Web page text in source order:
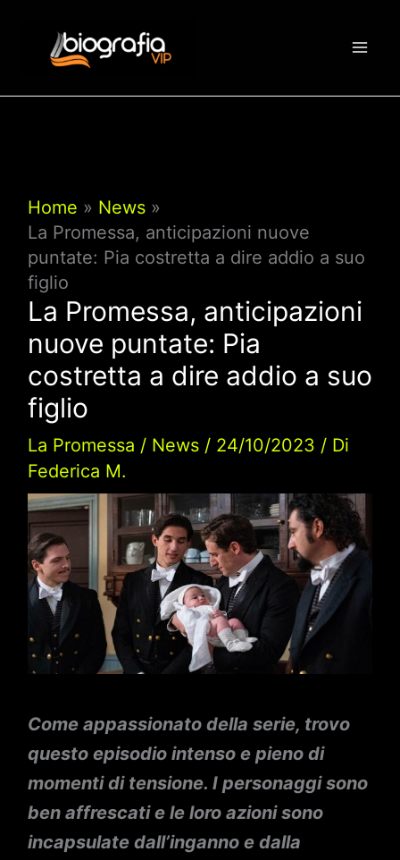
contenuto
Home
News
La Promessa, anticipazioni nuove
puntate: Pia costretta a dire addio a suo
figlio
La Promessa, anticipazioni
nuove puntate: Pia
costretta a dire addio a suo
figlio
La Promessa / News/ 24/10/2023 / Di
Federica M.
Come appassionato della serie, trovo
questo episodio intenso e pieno di
momenti di tensione. I personaggi sono
ben affrescati e le loro azioni sono
incapsulate dall’inganno e dalla